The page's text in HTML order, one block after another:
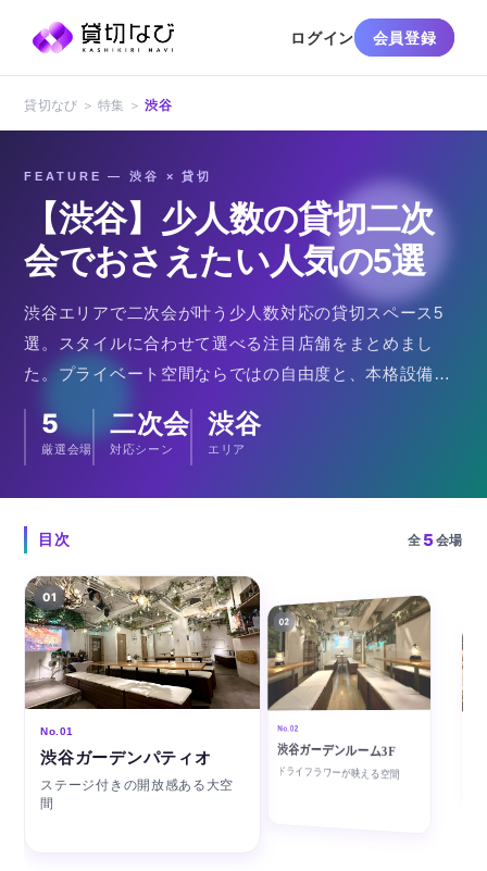
ログイン 会員登録
貸切なび ＞ 特集 ＞渋谷
FEATURE — 渋谷 × 貸切
【渋谷】少人数の貸切二次
会でおさえたい人気の5選
渋谷エリアで二次会が叶う少人数対応の貸切スペース5
選。スタイルに合わせて選べる注目店舗をまとめまし
た。プライベート空間ならではの自由度と、本格設備・
5
厳選会場
二次会
対応シーン
渋谷
エリア
目次 全 5会場
01
No.01
渋谷ガーデンパティオ
ステージ付きの開放感ある大空
間
02
No.02
渋谷ガーデンルーム3F
ドライフラワーが映える空間